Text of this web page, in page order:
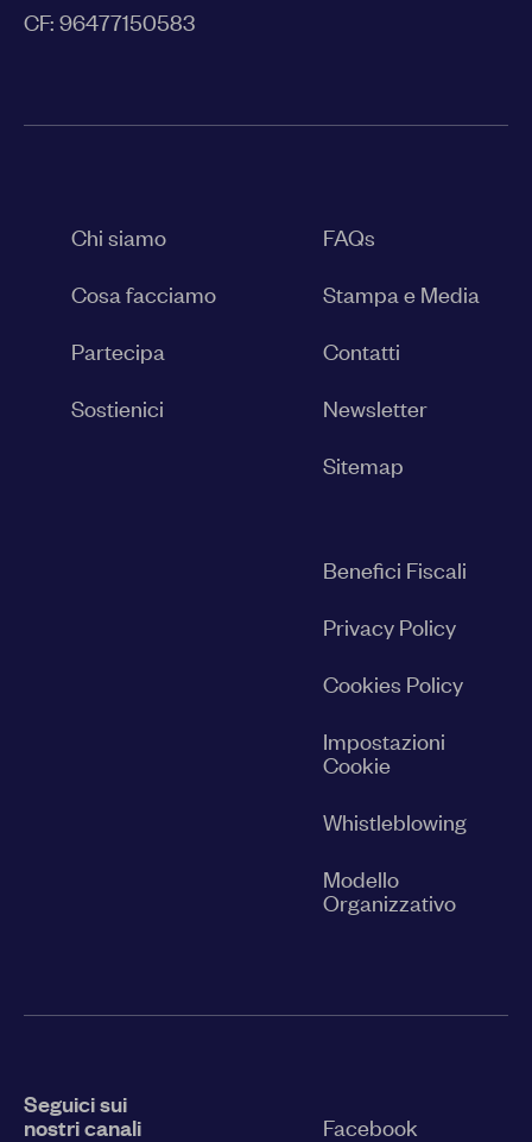
CF: 96477150583
Chi siamo
Cosa facciamo
Partecipa
Sostienici
FAQs
Stampa e Media
Contatti
Newsletter
Sitemap
Benefici Fiscali
Privacy Policy
Cookies Policy
Impostazioni
Cookie
Whistleblowing
Modello
Organizzativo
Seguici sui
nostri canali
Facebook